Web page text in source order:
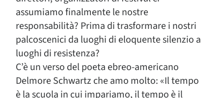
assumiamo finalmente le nostre
responsabilità? Prima di trasformare i nostri
palcoscenici da luoghi di eloquente silenzio a
luoghi di resistenza?
C’è un verso del poeta ebreo-americano
Delmore Schwartz che amo molto: «Il tempo
è la scuola in cui impariamo, il tempo è il